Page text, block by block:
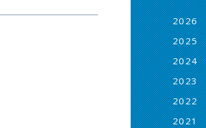
2026
2025
2024
2023
2022
2021